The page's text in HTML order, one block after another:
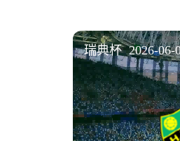
瑞典杯 2026-06-